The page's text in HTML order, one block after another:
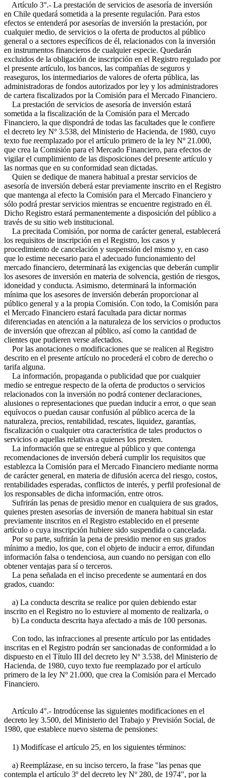
Artículo 3°.- La prestación de servicios de asesoría de inversión
en Chile quedará sometida a la presente regulación. Para estos
efectos se entenderá por asesorías de inversión la prestación, por
cualquier medio, de servicios o la oferta de productos al público
general o a sectores específicos de él, relacionados con la inversión
en instrumentos financieros de cualquier especie. Quedarán
excluidos de la obligación de inscripción en el Registro regulado por
el presente artículo, los bancos, las compañías de seguros y
reaseguros, los intermediarios de valores de oferta pública, las
administradoras de fondos autorizados por ley y los administradores
de cartera fiscalizados por la Comisión para el Mercado Financiero.
La prestación de servicios de asesoría de inversión estará
sometida a la fiscalización de la Comisión para el Mercado
Financiero, la que dispondrá de todas las facultades que le confiere
el decreto ley Nº 3.538, del Ministerio de Hacienda, de 1980, cuyo
texto fue reemplazado por el artículo primero de la ley Nº 21.000,
que crea la Comisión para el Mercado Financiero, para efectos de
vigilar el cumplimiento de las disposiciones del presente artículo y
las normas que en su conformidad sean dictadas.
Quien se dedique de manera habitual a prestar servicios de
asesoría de inversión deberá estar previamente inscrito en el Registro
que mantenga al efecto la Comisión para el Mercado Financiero y
sólo podrá prestar servicios mientras se encuentre registrado en él.
Dicho Registro estará permanentemente a disposición del público a
través de su sitio web institucional.
La precitada Comisión, por norma de carácter general, establecerá
los requisitos de inscripción en el Registro, los casos y
procedimiento de cancelación y suspensión del mismo y, en caso
que lo estime necesario para el adecuado funcionamiento del
mercado financiero, determinará las exigencias que deberán cumplir
los asesores de inversión en materia de solvencia, gestión de riesgos,
idoneidad y conducta. Asimismo, determinará la información
mínima que los asesores de inversión deberán proporcionar al
público general y a la propia Comisión. Con todo, la Comisión para
el Mercado Financiero estará facultada para dictar normas
diferenciadas en atención a la naturaleza de los servicios o productos
de inversión que ofrezcan al público, así como la cantidad de
clientes que pudieren verse afectados.
Por las anotaciones o modificaciones que se realicen al Registro
descrito en el presente artículo no procederá el cobro de derecho o
tarifa alguna.
La información, propaganda o publicidad que por cualquier
medio se entregue respecto de la oferta de productos o servicios
relacionados con la inversión no podrá contener declaraciones,
alusiones o representaciones que puedan inducir a error, o que sean
equívocos o puedan causar confusión al público acerca de la
naturaleza, precios, rentabilidad, rescates, liquidez, garantías,
fiscalización o cualquier otra característica de tales productos o
servicios o aquellas relativas a quienes los presten.
La información que se entregue al público y que contenga
recomendaciones de inversión deberá cumplir los requisitos que
establezca la Comisión para el Mercado Financiero mediante norma
de carácter general, en materia de difusión acerca del riesgo, costos,
rentabilidades esperadas, conflictos de interés, y perfil profesional de
los responsables de dicha información, entre otros.
Sufrirán las penas de presidio menor en cualquiera de sus grados,
quienes presten asesorías de inversión de manera habitual sin estar
previamente inscritos en el Registro establecido en el presente
artículo o cuya inscripción hubiere sido suspendida o cancelada.
Por su parte, sufrirán la pena de presidio menor en sus grados
mínimo a medio, los que, con el objeto de inducir a error, difundan
información falsa o tendenciosa, aun cuando no persigan con ello
obtener ventajas para sí o terceros.
La pena señalada en el inciso precedente se aumentará en dos
grados, cuando:
a) La conducta descrita se realice por quien debiendo estar
inscrito en el Registro no lo estuviere al momento de realizarla, o
b) La conducta descrita haya afectado a más de 100 personas.
Con todo, las infracciones al presente artículo por las entidades
inscritas en el Registro podrán ser sancionadas de conformidad a lo
dispuesto en el Título III del decreto ley Nº 3.538, del Ministerio de
Hacienda, de 1980, cuyo texto fue reemplazado por el artículo
primero de la ley Nº 21.000, que crea la Comisión para el Mercado
Financiero.
Artículo 4°.- Introdúcense las siguientes modificaciones en el
decreto ley 3.500, del Ministerio del Trabajo y Previsión Social, de
1980, que establece nuevo sistema de pensiones:
1) Modifícase el artículo 25, en los siguientes términos:
a) Reemplázase, en su inciso tercero, la frase "las penas que
contempla el artículo 3º del decreto ley Nº 280, de 1974", por la